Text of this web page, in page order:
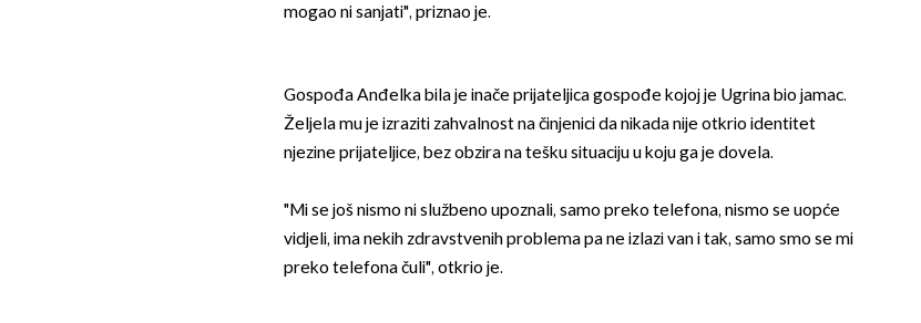
mogao ni sanjati", priznao je.
Gospođa Anđelka bila je inače prijateljica gospođe kojoj je Ugrina bio jamac.
Željela mu je izraziti zahvalnost na činjenici da nikada nije otkrio identitet
njezine prijateljice, bez obzira na tešku situaciju u koju ga je dovela.
"Mi se još nismo ni službeno upoznali, samo preko telefona, nismo se uopće
vidjeli, ima nekih zdravstvenih problema pa ne izlazi van i tak, samo smo se mi
preko telefona čuli", otkrio je.